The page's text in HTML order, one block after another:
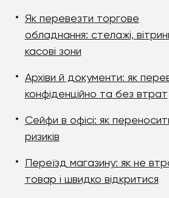
Як перевезти торгове
обладнання: стелажі,
касові зони
Архіви й документи: як
конфіденційно та без втрат
Сейфи в офісі: як
ризиків
Переїзд магазину: як не
товар і швидко відкритися